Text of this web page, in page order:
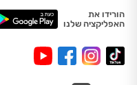
הורידו את
האפליקציה שלנו